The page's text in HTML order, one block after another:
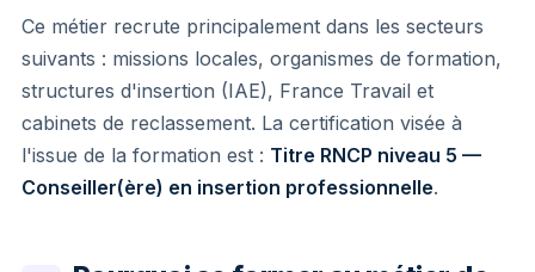
Ce métier recrute principalement dans les secteurs
suivants : missions locales, organismes de formation,
structures d'insertion (IAE), France Travail et
cabinets de reclassement. La certification visée à
l'issue de la formation est : Titre RNCP niveau 5 —
Conseiller(ère) en insertion professionnelle.